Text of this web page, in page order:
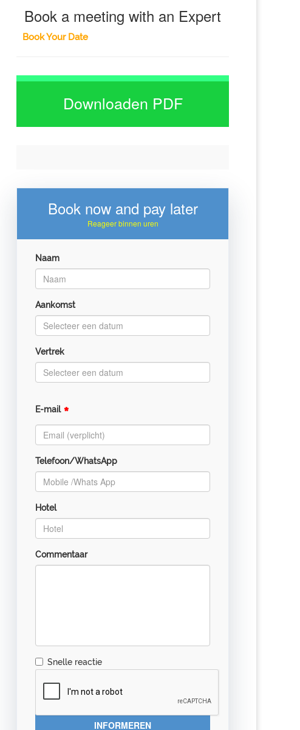
Book a meeting with an Expert
Book Your Date
Downloaden PDF
Book now and pay later
Reageer binnen uren
Naam
Aankomst
Vertrek
E-mail *
Telefoon/WhatsApp
Hotel
Commentaar
Snelle reactie